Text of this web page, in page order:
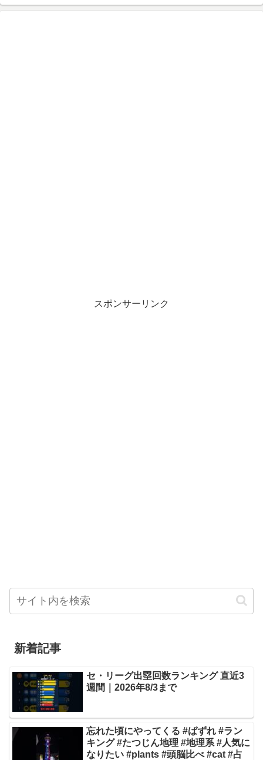
スポンサーリンク
新着記事
セ・リーグ出塁回数ランキング 直近3
週間｜2026年8/3まで
忘れた頃にやってくる #ばずれ #ラン
キング #たつじん地理 #地理系 #人気に
なりたい #plants #頭脳比べ #cat #占